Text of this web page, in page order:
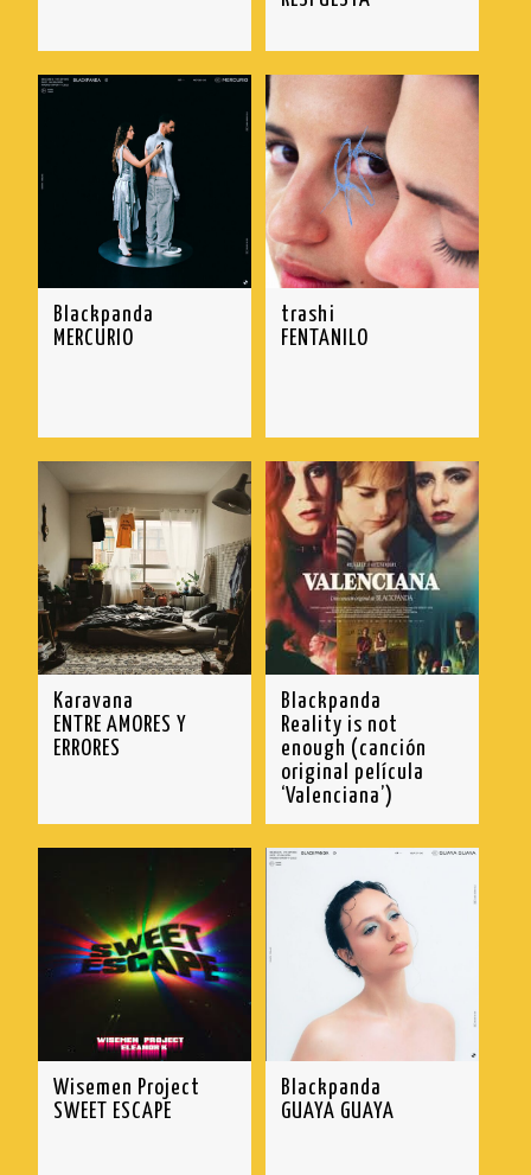
Blackpanda
MERCURIO
trashi
FENTANILO
Karavana
ENTRE AMORES Y
ERRORES
Blackpanda
Reality is not
enough (canción
original película
‘Valenciana’)
Wisemen Project
SWEET ESCAPE
Blackpanda
GUAYA GUAYA